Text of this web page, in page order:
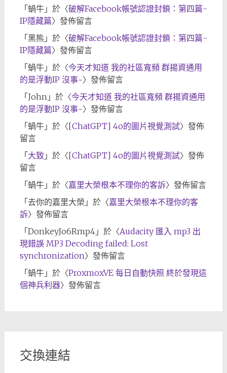
「 蝸牛」於〈破解Facebook帳號認證封鎖：第四篇-
IP隱藏篇〉發佈留言
「 黑熊 」於〈破解Facebook帳號認證封鎖：第四篇-
IP隱藏篇〉發佈留言
「 蝸牛」於〈今天才知道 我的社區寬頻 群揚資通用
的是浮動IP 沒事~〉發佈留言
「 John」於〈今天才知道 我的社區寬頻 群揚資通用
的是浮動IP 沒事~〉發佈留言
「 蝸牛」於〈[ChatGPT] 4o的圖片視覺測試〉發佈
留言
「 大致 」於〈[ChatGPT] 4o的圖片視覺測試〉發佈
留言
「 蝸牛」於〈嘉里大榮根本不理你的客訴〉發佈留言
「 去你的嘉里大榮 」於〈嘉里大榮根本不理你的客
訴〉發佈留言
「 DonkeyJo6Rmp4」於〈Audacity 匯入 mp3 出
現錯誤 MP3 Decoding failed: Lost
synchronization〉發佈留言
「 蝸牛」於〈ProxmoxVE 每日自動快照 終於發現這
個神兵利器〉發佈留言
交換連結